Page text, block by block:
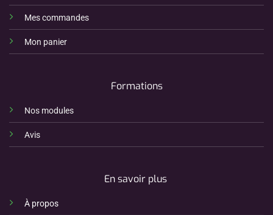
Mes commandes
Mon panier
Formations
Nos modules
Avis
En savoir plus
À propos